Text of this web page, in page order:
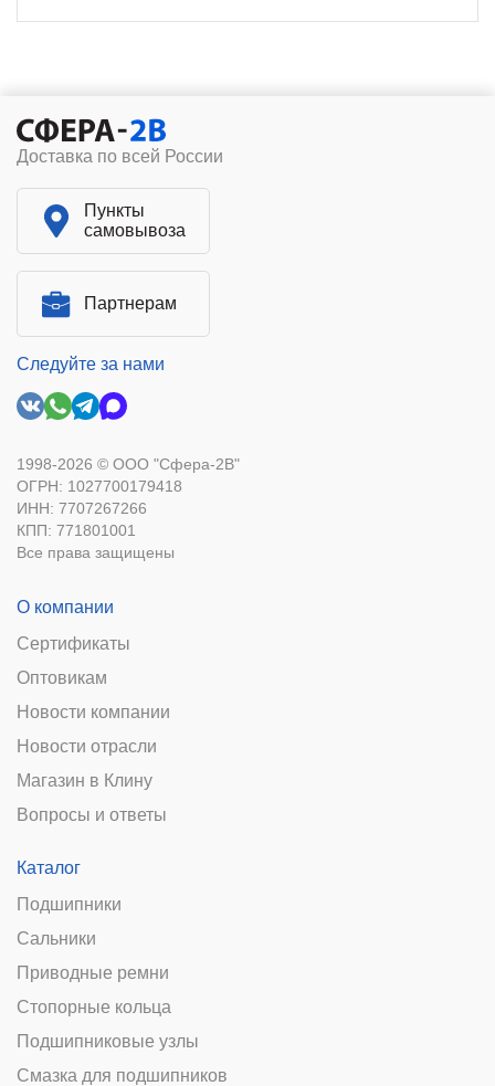
Доставка по всей России
Пункты
самовывоза
Партнерам
Следуйте за нами
1998-2026 © ООО "Сфера-2В"
ОГРН: 1027700179418
ИНН: 7707267266
КПП: 771801001
Все права защищены
О компании
Сертификаты
Оптовикам
Новости компании
Новости отрасли
Магазин в Клину
Вопросы и ответы
Каталог
Подшипники
Сальники
Приводные ремни
Стопорные кольца
Подшипниковые узлы
Смазка для подшипников